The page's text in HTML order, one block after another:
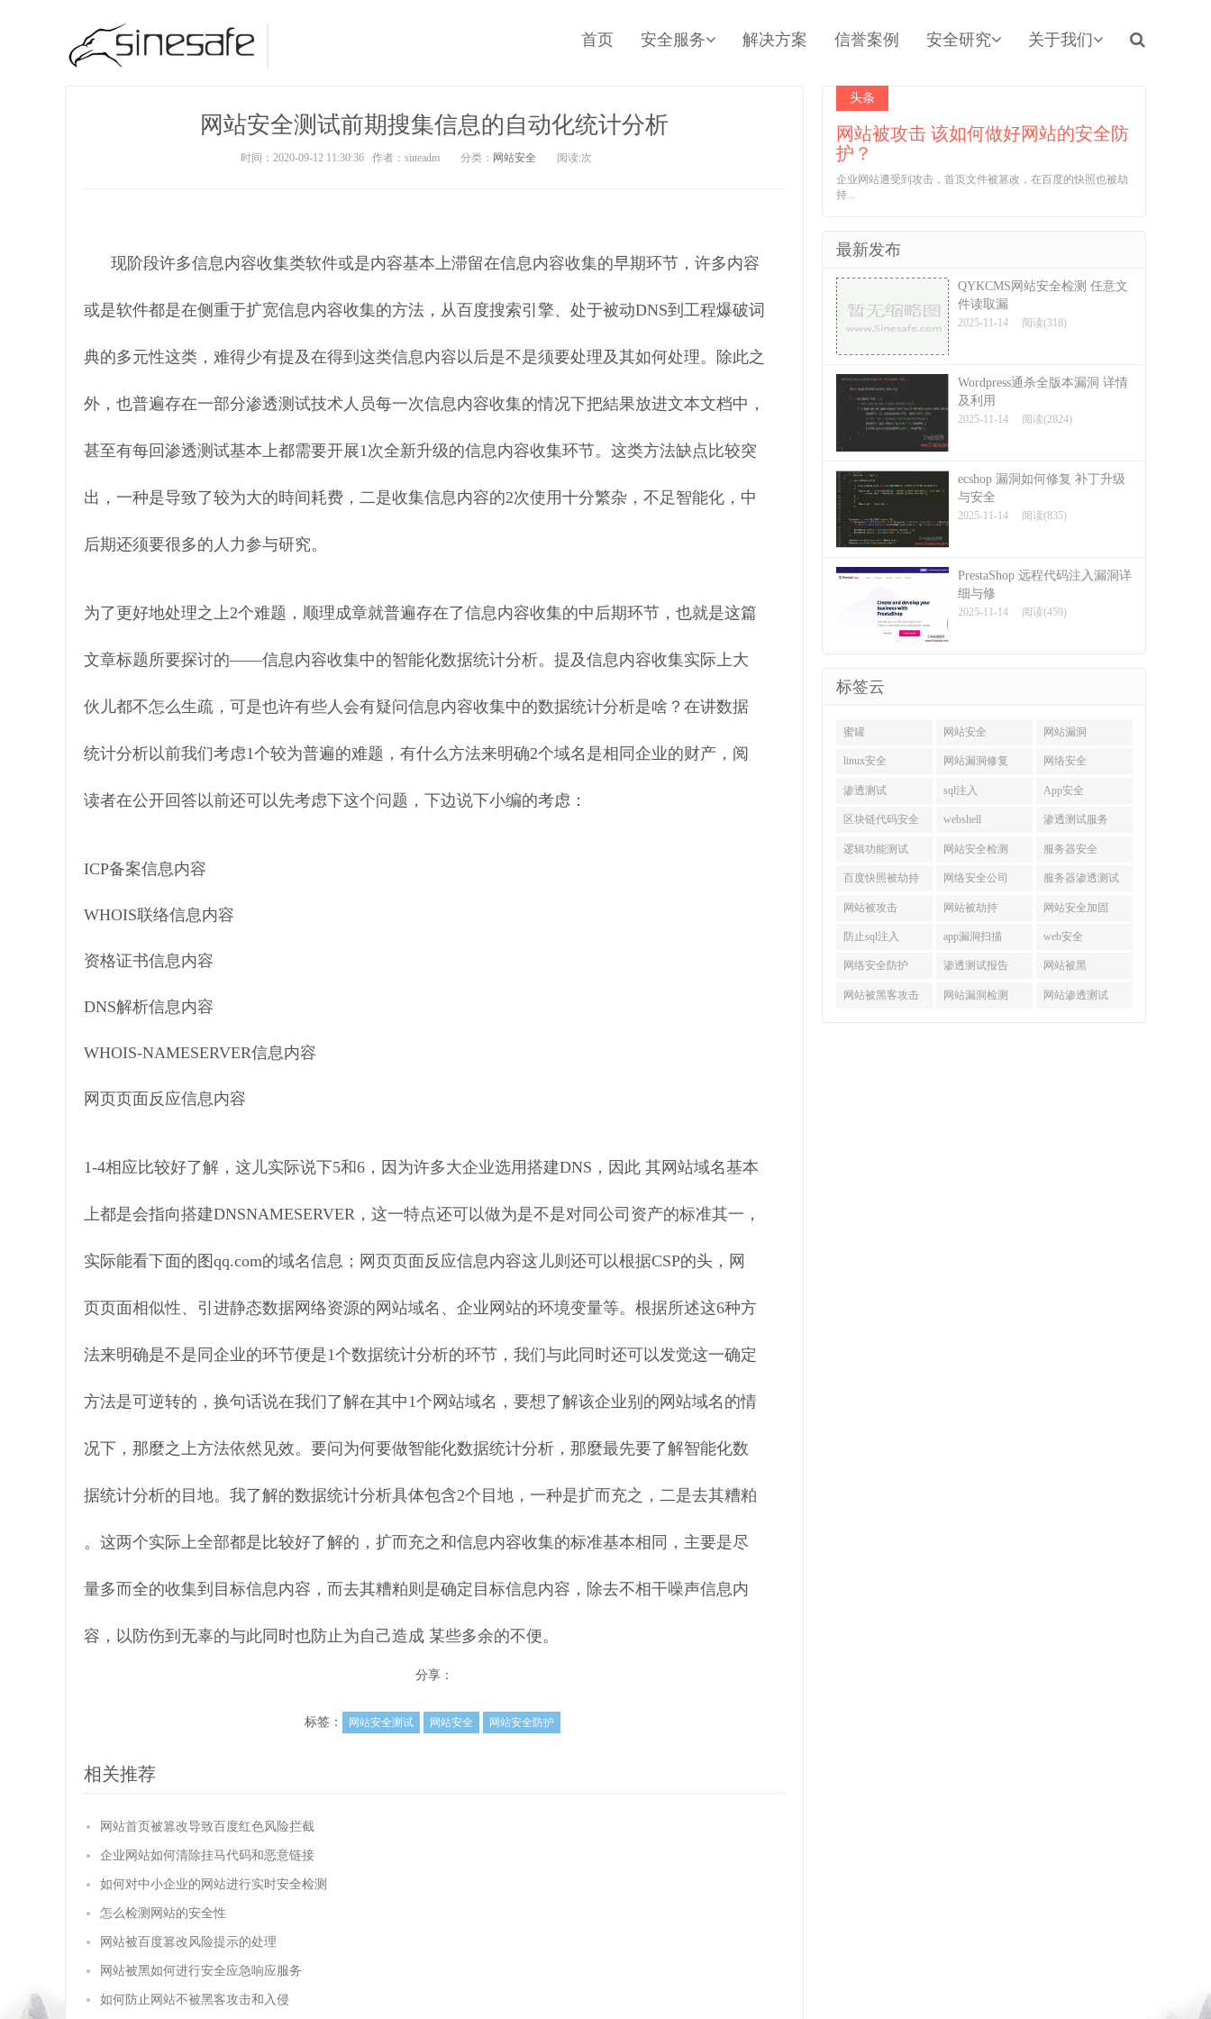
首页 安全服务 解决方案 信誉案例 安全研究 关于我们
网站安全测试前期搜集信息的自动化统计分析
时间：2020-09-12 11:30:36 作者：sineadm 分类： 网站安全 阅读:次
现阶段许多信息内容收集类软件或是内容基本上滞留在信息内容收集的早期环节，许多内容
或是软件都是在侧重于扩宽信息内容收集的方法，从百度搜索引擎、处于被动DNS到工程爆破词
典的多元性这类，难得少有提及在得到这类信息内容以后是不是须要处理及其如何处理。除此之
外，也普遍存在一部分渗透测试技术人员每一次信息内容收集的情况下把結果放进文本文档中，
甚至有每回渗透测试基本上都需要开展1次全新升级的信息内容收集环节。这类方法缺点比较突
出，一种是导致了较为大的時间耗费，二是收集信息内容的2次使用十分繁杂，不足智能化，中
后期还须要很多的人力参与研究。
为了更好地处理之上2个难题，顺理成章就普遍存在了信息内容收集的中后期环节，也就是这篇
文章标题所要探讨的——信息内容收集中的智能化数据统计分析。提及信息内容收集实际上大
伙儿都不怎么生疏，可是也许有些人会有疑问信息内容收集中的数据统计分析是啥？在讲数据
统计分析以前我们考虑1个较为普遍的难题，有什么方法来明确2个域名是相同企业的财产，阅
读者在公开回答以前还可以先考虑下这个问题，下边说下小编的考虑：
ICP备案信息内容
WHOIS联络信息内容
资格证书信息内容
DNS解析信息内容
WHOIS-NAMESERVER信息内容
网页页面反应信息内容
1-4相应比较好了解，这儿实际说下5和6，因为许多大企业选用搭建DNS，因此 其网站域名基本
上都是会指向搭建DNSNAMESERVER，这一特点还可以做为是不是对同公司资产的标准其一，
实际能看下面的图qq.com的域名信息；网页页面反应信息内容这儿则还可以根据CSP的头，网
页页面相似性、引进静态数据网络资源的网站域名、企业网站的环境变量等。根据所述这6种方
法来明确是不是同企业的环节便是1个数据统计分析的环节，我们与此同时还可以发觉这一确定
方法是可逆转的，换句话说在我们了解在其中1个网站域名，要想了解该企业别的网站域名的情
况下，那麼之上方法依然见效。要问为何要做智能化数据统计分析，那麼最先要了解智能化数
据统计分析的目地。我了解的数据统计分析具体包含2个目地，一种是扩而充之，二是去其糟粕
。这两个实际上全部都是比较好了解的，扩而充之和信息内容收集的标准基本相同，主要是尽
量多而全的收集到目标信息内容，而去其糟粕则是确定目标信息内容，除去不相干噪声信息内
容，以防伤到无辜的与此同时也防止为自己造成 某些多余的不便。
分享：
标签： 网站安全测试 网站安全 网站安全防护
相关推荐
网站首页被篡改导致百度红色风险拦截
企业网站如何清除挂马代码和恶意链接
如何对中小企业的网站进行实时安全检测
怎么检测网站的安全性
网站被百度篡改风险提示的处理
网站被黑如何进行安全应急响应服务
如何防止网站不被黑客攻击和入侵
头条
网站被攻击 该如何做好网站的安全防
护？
企业网站遭受到攻击，首页文件被篡改，在百度的快照也被劫
持...
最新发布
QYKCMS网站安全检测 任意文
件读取漏
2025-11-14 阅读(318)
Wordpress通杀全版本漏洞 详情
及利用
2025-11-14 阅读(2824)
ecshop 漏洞如何修复 补丁升级
与安全
2025-11-14 阅读(835)
PrestaShop 远程代码注入漏洞详
细与修
2025-11-14 阅读(459)
标签云
蜜罐 网站安全 网站漏洞
linux安全 网站漏洞修复 网络安全
渗透测试 sql注入 App安全
区块链代码安全
审计
webshell 渗透测试服务
逻辑功能测试 网站安全检测 服务器安全
百度快照被劫持 网络安全公司 服务器渗透测试
网站被攻击 网站被劫持 网站安全加固
防止sql注入 app漏洞扫描 web安全
网络安全防护 渗透测试报告 网站被黑
网站被黑客攻击 网站漏洞检测 网站渗透测试